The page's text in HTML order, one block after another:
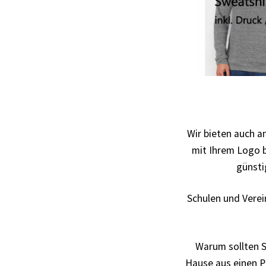
Backen – Bäcker T Shirts Kaufen – Motive
Bad Spencer T Shirt Kaufen – Motive selber
Band T-Shirts Kaufen selber gestalten und
Bier – Alkohol T Shirts Kaufen – Motive
Wir bieten auch
mit Ihrem Logo
Schulen und
Warum sollten
Hause aus einen